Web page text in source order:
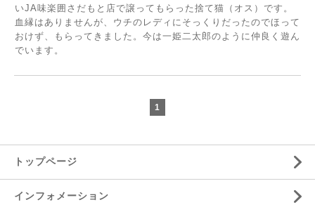
いJA味楽囲さだもと店で譲ってもらった捨て猫（オス）です。
血縁はありませんが、ウチのレディにそっくりだったのでほって
おけず、もらってきました。今は一姫二太郎のように仲良く遊ん
でいます。
1
トップページ
インフォメーション